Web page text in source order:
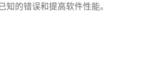
知的错误和提高软件性能。